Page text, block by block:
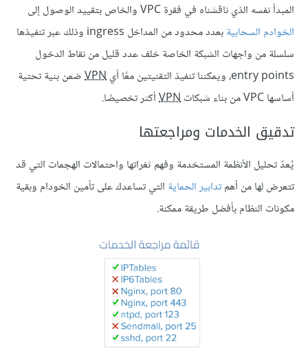
المبدأ نفسه الذي ناقشناه في فقرة VPC والخاص بتقييد الوصول إلى
الخوادم السحابية
بعدد محدود من المداخل ingress وذلك عبر تنفيذها
سلسلة من واجهات الشبكة الخاصة خلف عدد قليل من نقاط الدخول
entry points، ويمكننا تنفيذ التقنيتين معًا أي
VPNضمن بنية تحتية
أساسها VPC من بناء شبكات
VPNأكثر تخصيصًا.
تدقيق الخدمات ومراجعتها
يُعدّ تحليل الأنظمة المستخدمة وفهم ثغراتها واحتمالات الهجمات التي قد
تتعرض لها من أهمتدابير الحماية التي تساعدك على تأمين الخودام وبقية
مكونات النظام بأفضل طريقة ممكنة.